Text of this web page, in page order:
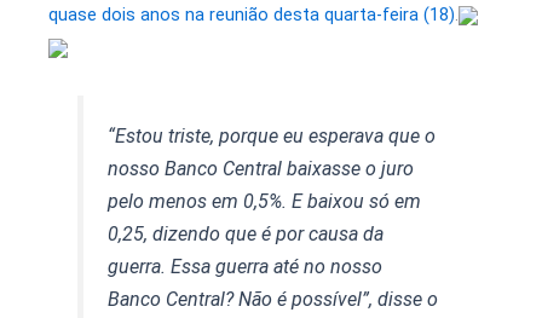
quase dois anos na reunião desta quarta-feira (18).
“Estou triste, porque eu esperava que o
nosso Banco Central baixasse o juro
pelo menos em 0,5%. E baixou só em
0,25, dizendo que é por causa da
guerra. Essa guerra até no nosso
Banco Central? Não é possível”, disse o